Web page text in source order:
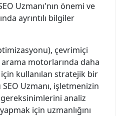
Uzmanı'nın önemi ve
ayrıntılı bilgiler
çevrimiçi
arama motorlarında daha
kullanılan stratejik bir
SEO Uzmanı, işletmenizin
analiz
için uzmanlığını